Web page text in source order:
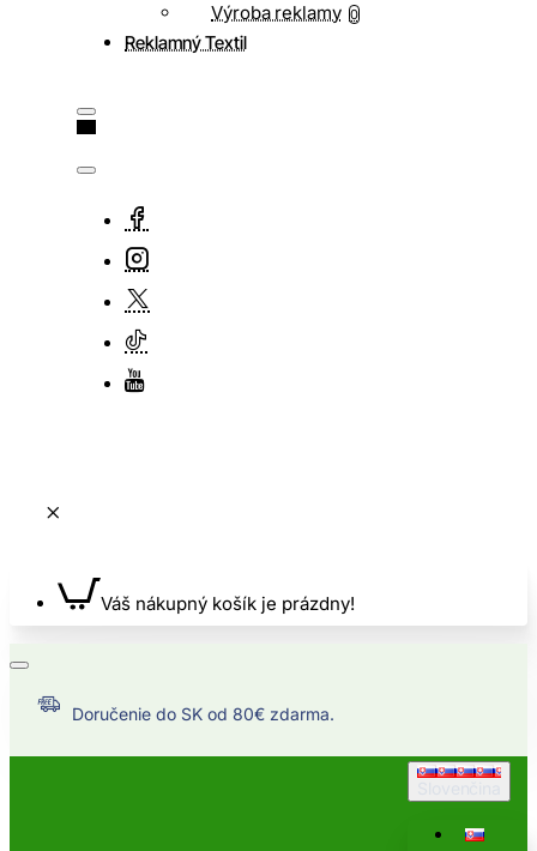
Výroba reklamy 0
Reklamný Textil
Váš nákupný košík je prázdny!
Doručenie do SK od 80€ zdarma.